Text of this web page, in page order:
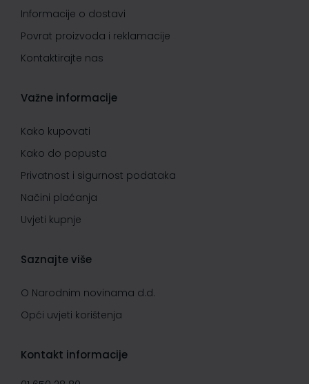
Informacije o dostavi
Povrat proizvoda i reklamacije
Kontaktirajte nas
Važne informacije
Kako kupovati
Kako do popusta
Privatnost i sigurnost podataka
Načini plaćanja
Uvjeti kupnje
Saznajte više
O Narodnim novinama d.d.
Opći uvjeti korištenja
Kontakt informacije